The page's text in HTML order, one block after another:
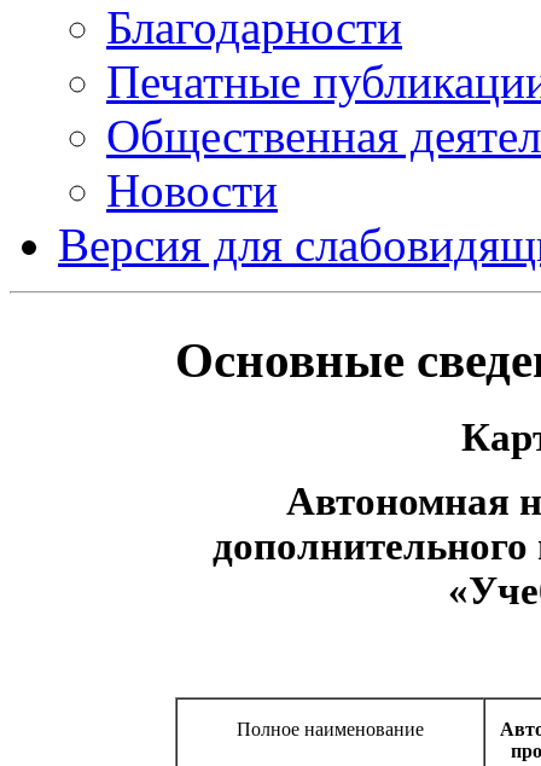
Благодарности
Печатные
Общественная
Новости
Версия для
Основные
Автономная
Полное наименование